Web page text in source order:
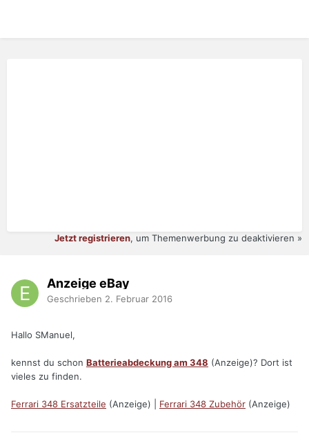
Jetzt registrieren, um Themenwerbung zu deaktivieren »
Anzeige eBay
Geschrieben 2. Februar 2016
Hallo SManuel,
kennst du schon Batterieabdeckung am 348 (Anzeige)? Dort ist
vieles zu finden.
Ferrari 348 Ersatzteile (Anzeige) | Ferrari 348 Zubehör (Anzeige)